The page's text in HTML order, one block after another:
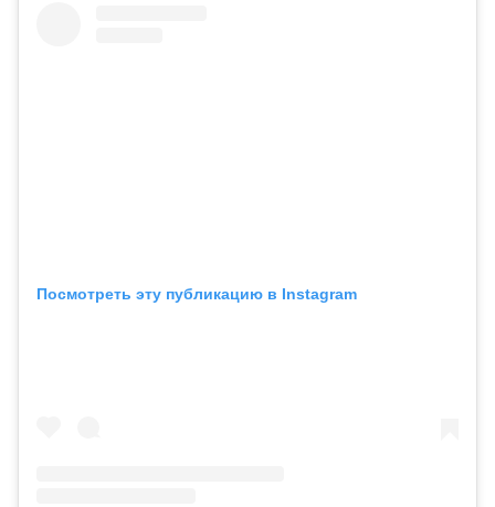
Посмотреть эту публикацию в Instagram